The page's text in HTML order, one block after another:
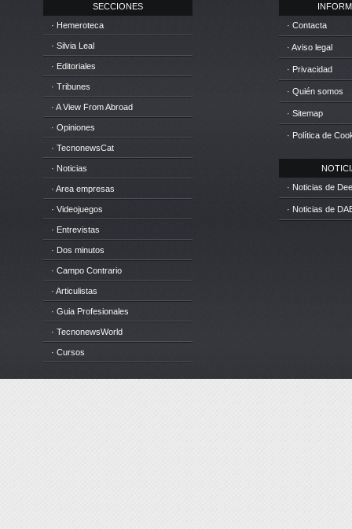
SECCIONES
· Hemeroteca
· Silvia Leal
· Editoriales
· Tribunes
· A View From Abroad
· Opiniones
· TecnonewsCat
· Noticias
· Area empresas
· Videojuegos
· Entrevistas
· Dos minutos
· Campo Contrario
· Articulistas
· Guia Profesionales
· TecnonewsWorld
· Cursos
· Contacta
· Aviso legal
· Privacidad
· Quién somos
· Sitemap
· Política de
· Noticias de
· Noticias de